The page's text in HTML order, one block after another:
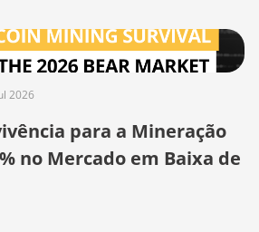
2026
para a Mineração
no Mercado em Baixa de